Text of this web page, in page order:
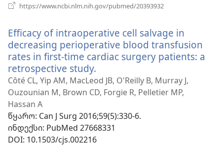
https://www.ncbi.nlm.nih.gov/pubmed/20393932
Efficacy of intraoperative cell salvage in
decreasing perioperative blood transfusion
rates in first-time cardiac surgery patients: a
retrospective study.
ახალი
ფანჯარა)
Côté CL, Yip AM, MacLeod JB, O'Reilly B, Murray J,
Ouzounian M, Brown CD, Forgie R, Pelletier MP,
Hassan A
წყარო‎: Can J Surg 2016;59(5):330-6.
ინდექსი‎: PubMed 27668331
DOI‎: 10.1503/cjs.002216